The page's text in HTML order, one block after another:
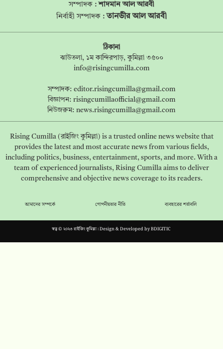
সম্পাদক :শাদমান আল আরবী
নির্বাহী সম্পাদক : তানভীর আল আরবী
ঠিকানা
ঝাউতলা, ১ম কান্দিরপাড়, কুমিল্লা ৩৫০০
info@risingcumilla.com
সম্পাদক: editor.risingcumilla@gmail.com
বিজ্ঞাপন: risingcumillaofficial@gmail.com
নিউজরুম: news.risingcumilla@gmail.com
Rising Cumilla (রাইজিং কুমিল্লা) is a trusted online news website that
provides the latest and most accurate news from various fields,
including politics, business, entertainment, sports, and more. With a
team of experienced journalists, Rising Cumilla aims to deliver
comprehensive and objective news coverage to its readers.
আমাদের সম্পর্কে গোপনীয়তার নীতি ব্যবহারের শর্তাবলি
স্বত্ব © ২০২৩ রাইজিং কুমিল্লা। Design & Developed byBDIGITIC